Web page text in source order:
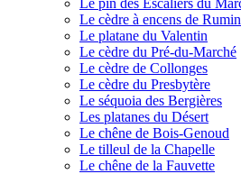
Le cèdre à encens de
Le platane du Valentin
Le cèdre du Pré-du-Marché
Le cèdre de Collonges
Le cèdre du Presbytère
Le séquoia des Bergières
Les platanes du Désert
Le chêne de Bois-Genoud
Le tilleul de la Chapelle
Le chêne de la Fauvette